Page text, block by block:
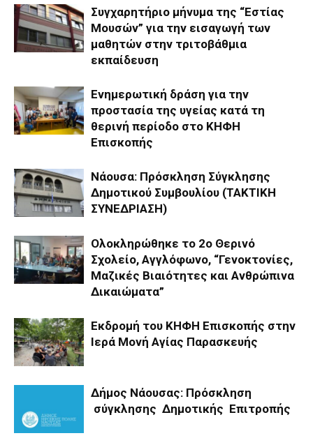
Συγχαρητήριο μήνυμα της “Εστίας
Μουσών” για την εισαγωγή των
μαθητών στην τριτοβάθμια
εκπαίδευση
Ενημερωτική δράση για την
προστασία της υγείας κατά τη
θερινή περίοδο στο ΚΗΦΗ
Επισκοπής
Νάουσα: Πρόσκληση Σύγκλησης
Δημοτικού Συμβουλίου (ΤΑΚΤΙΚΗ
ΣΥΝΕΔΡΙΑΣΗ)
Ολοκληρώθηκε το 2ο Θερινό
Σχολείο, Αγγλόφωνο, “Γενοκτονίες,
Μαζικές Βιαιότητες και Ανθρώπινα
Δικαιώματα”
Εκδρομή του ΚΗΦΗ Επισκοπής στην
Ιερά Μονή Αγίας Παρασκευής
Δήμος Νάουσας: Πρόσκληση
σύγκλησης Δημοτικής Επιτροπής